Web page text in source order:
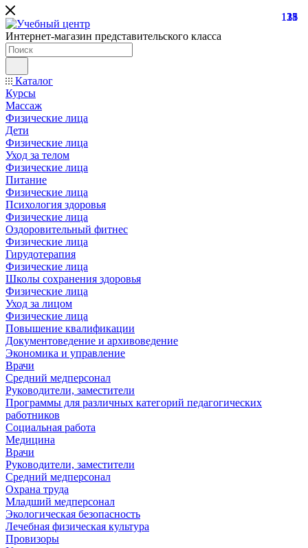
Интернет-магазин представительского класса
Каталог
Курсы
Массаж
Физические лица
Дети
Физические лица
Уход за телом
Физические лица
Питание
Физические лица
Психология здоровья
Физические лица
Оздоровительный фитнес
Физические лица
Гирудотерапия
Физические лица
Школы сохранения здоровья
Физические лица
Уход за лицом
Физические лица
Повышение квалификации
Документоведение и архивоведение
Экономика и управление
Врачи
Средний медперсонал
Руководители, заместители
Программы для различных категорий педагогических
работников
Социальная работа
Медицина
Врачи
Руководители, заместители
Средний медперсонал
Охрана труда
Младший медперсонал
Экологическая безопасность
Лечебная физическая культура
Провизоры
35
121
138
15